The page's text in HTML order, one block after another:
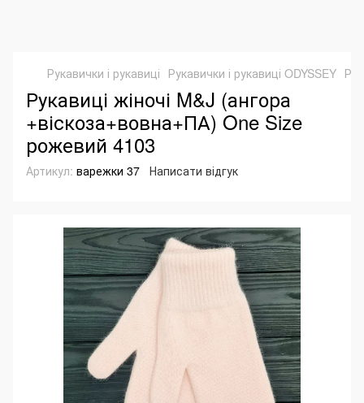
Рукавички і рукавиці Рукавички і рукавиці ODYSSEY
Рукавиці жіночі M&J (ангора
+віскоза+вовна+ПА) One Size
рожевий 4103
Артикул: варежки 37 Написати відгук